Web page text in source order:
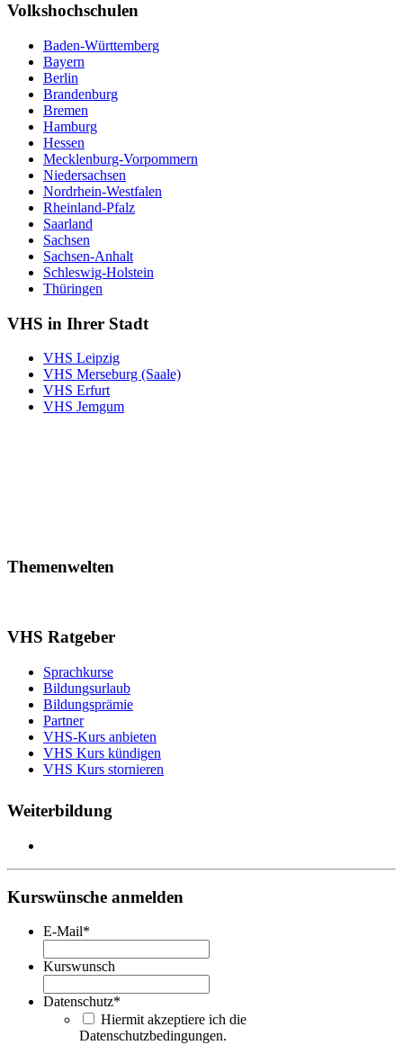
Volkshochschulen
Baden-Württemberg
Bayern
Berlin
Brandenburg
Bremen
Hamburg
Hessen
Mecklenburg-Vorpommern
Niedersachsen
Nordrhein-Westfalen
Rheinland-Pfalz
Saarland
Sachsen
Sachsen-Anhalt
Schleswig-Holstein
Thüringen
VHS in Ihrer Stadt
VHS Leipzig
VHS Merseburg (Saale)
VHS Erfurt
VHS Jemgum
Themenwelten
VHS Ratgeber
Sprachkurse
Bildungsurlaub
Bildungsprämie
Partner
VHS-Kurs anbieten
VHS Kurs kündigen
VHS Kurs stornieren
Weiterbildung
Kurswünsche anmelden
E-Mail*
Kurswunsch
Datenschutz*
Hiermit akzeptiere ich die
Datenschutzbedingungen.